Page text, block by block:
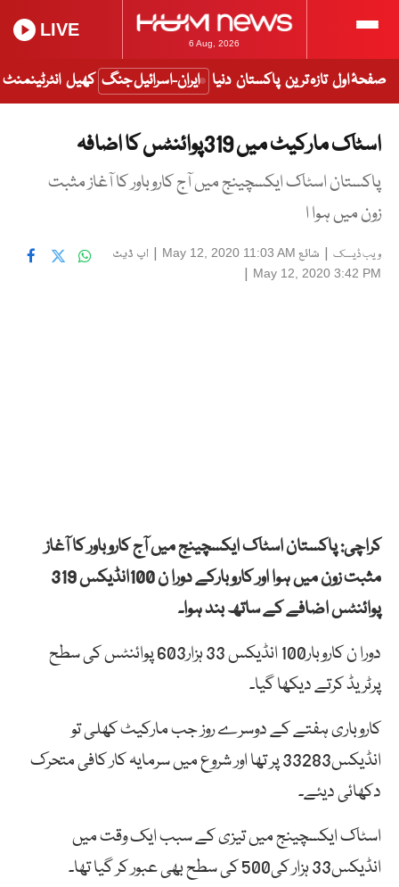
6 Aug, 2026
LIVE
صفحۂ اول تازہ ترین پاکستان دنیا ایران-اسرائیل جنگ کھیل انٹرٹینمنٹ
اسٹاک مارکیٹ میں 319پوائنٹس کا اضافہ
پاکستان اسٹاک ایکسچینج میں آج کاروباور کا آغاز مثبت
زون میں ہوا ا
ویب ڈیسک | شائع May 12, 2020 11:03 AM
| اپ ڈیٹ
May 12, 2020 3:42 PM
|
کراچی: پاکستان اسٹاک ایکسچینج میں آج کاروباور کا آغاز
مثبت زون میں ہوا اور کاروبارکے دورا ن 100انڈیکس 319
پوائنٹس اضافے کے ساتھ بند ہوا۔
دورا ن کاروبار100 انڈیکس 33 ہزار603 پوائنٹس کی سطح
پرٹریڈ کرتے دیکھا گیا۔
کاروباری ہفتے کے دوسرے روز جب مارکیٹ کھلی تو
انڈیکس33283 پر تھا اور شروع میں سرمایہ کار کافی متحرک
دکھائی دیئے۔
اسٹاک ایکسچینج میں تیزی کے سبب ایک وقت میں
انڈیکس33 ہزار کی500 کی سطح بھی عبور کر گیا تھا۔